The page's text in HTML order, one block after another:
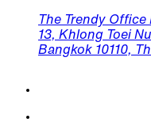
The Trendy
13, Khlong Toei
Bangkok 10110,